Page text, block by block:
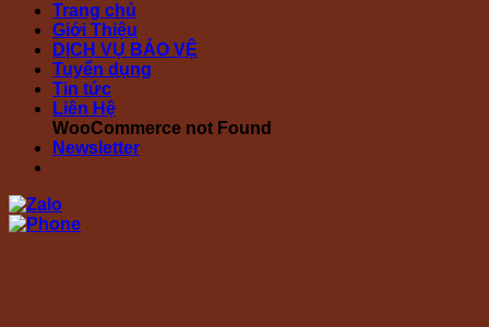
Trang chủ
Giới Thiệu
DỊCH VỤ BẢO VỆ
Tuyển dụng
Tin tức
Liên Hệ
WooCommerce not Found
Newsletter